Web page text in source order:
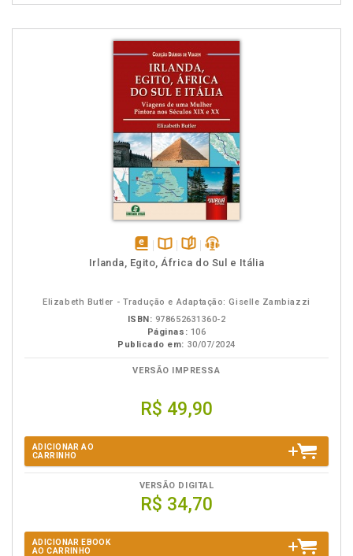
disponívelDisponível
páginaspodcast
Irlanda, Egito, África do Sul e Itália
Elizabeth Butler - Tradução e Adaptação: Giselle Zambiazzi
ISBN: 978652631360-2
Páginas: 106
Publicado em: 30/07/2024
VERSÃO IMPRESSA
R$ 49,90
ADICIONAR AO
CARRINHO
VERSÃO DIGITAL
R$ 34,70
ADICIONAR EBOOK
AO CARRINHO